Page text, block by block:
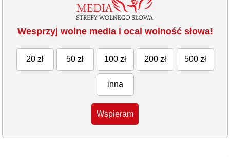
Wesprzyj wolne media i ocal wolność słowa!
20 zł 50 zł 100 zł 200 zł 500 zł
inna
Wspieram